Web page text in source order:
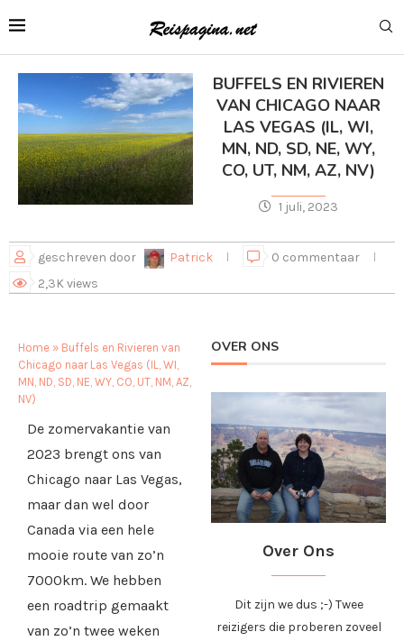
BUFFELS EN RIVIEREN
VAN CHICAGO NAAR
LAS VEGAS (IL, WI,
MN, ND, SD, NE, WY,
CO, UT, NM, AZ, NV)
1 juli, 2023
geschreven door Patrick
0 commentaar
2,3Kviews
Home » Buffels en Rivieren van
Chicago naar Las Vegas (IL, WI,
MN, ND, SD, NE, WY, CO, UT, NM, AZ,
NV)
De zomervakantie van
2023 brengt ons van
Chicago naar Las Vegas,
maar dan wel door
Canada via een hele
mooie route van zo’n
7000km. We hebben
een roadtrip gemaakt
van zo’n twee weken
OVER ONS
Over Ons
Dit zijn we dus ;-) Twee
reizigers die proberen zoveel